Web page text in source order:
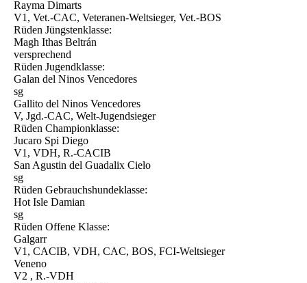
Rayma Dimarts
V1, Vet.-CAC, Veteranen-Weltsieger, Vet.-BOS
Rüden Jüngstenklasse:
Magh Ithas Beltrán
versprechend
Rüden Jugendklasse:
Galan del Ninos Vencedores
sg
Gallito del Ninos Vencedores
V, Jgd.-CAC, Welt-Jugendsieger
Rüden Championklasse:
Jucaro Spi Diego
V1, VDH, R.-CACIB
San Agustin del Guadalix Cielo
sg
Rüden Gebrauchshundeklasse:
Hot Isle Damian
sg
Rüden Offene Klasse:
Galgarr
V1, CACIB, VDH, CAC, BOS, FCI-Weltsieger
Veneno
V2 , R.-VDH